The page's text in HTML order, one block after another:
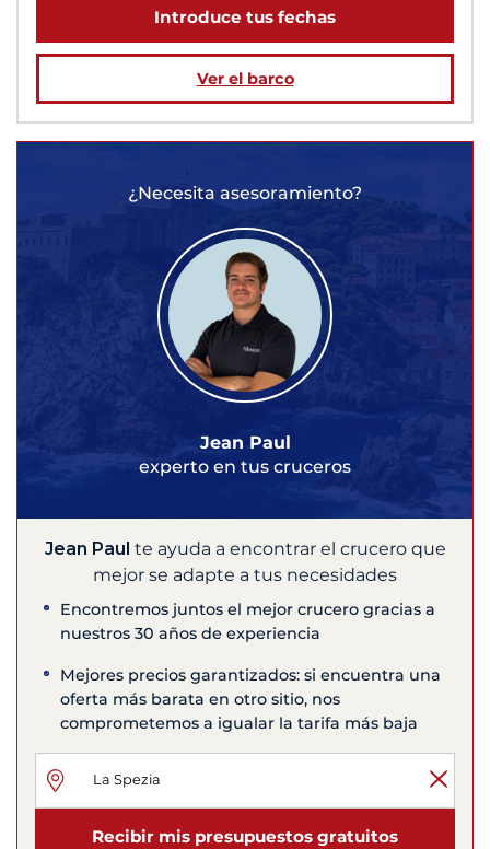
Introduce tus fechas
Ver el barco
¿Necesita asesoramiento?
Jean Paul
experto en tus cruceros
Jean Paul te ayuda a encontrar el crucero que
mejor se adapte a tus necesidades
Encontremos juntos el mejor crucero gracias a
nuestros 30 años de experiencia
Mejores precios garantizados: si encuentra una
oferta más barata en otro sitio, nos
comprometemos a igualar la tarifa más baja
Recibir mis presupuestos gratuitos